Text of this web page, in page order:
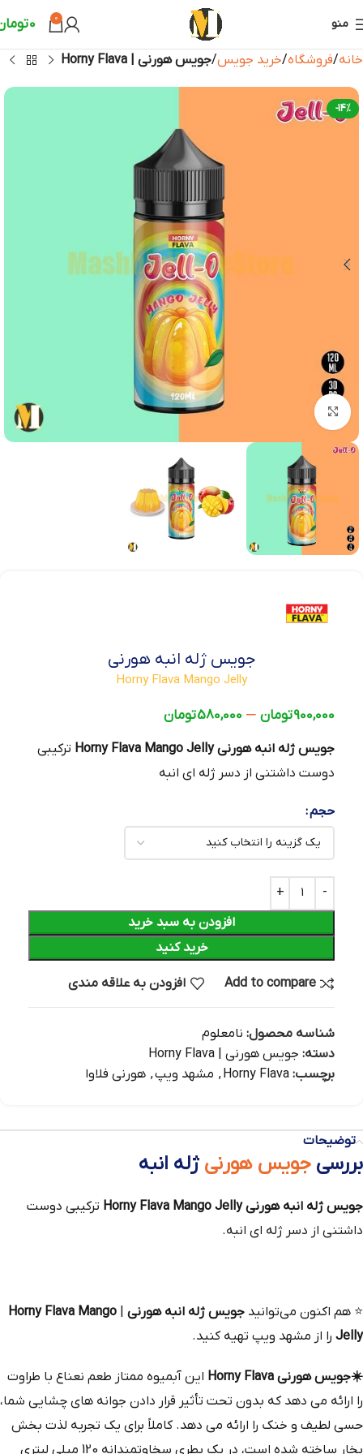
منو 0
0
خانه فروشگاه خرید جویس جویس هورنی | Horny Flava
-14%
بزرگنمایی تصویر
جویس ژله انبه هورنی
Horny Flava Mango Jelly
900,000تومان –
580,000تومان
جویس ژله انبه هورنی Horny Flava Mango Jelly
ترکیبی
دوست داشتنی از دسر ژله ای انبه
حجم
افزودن به سبد خرید
خرید کنید
Add to compare افزودن به علاقه مندی
شناسه محصول: نامعلوم
دسته: جویس هورنی | Horny Flava
برچسب: Horny Flava
, مشهد ویپ, هورنی فلاوا
توضیحات
بررسی جویس هورنی ژله انبه
جویس ژله انبه هورنی Horny Flava Mango Jelly
ترکیبی دوست
داشتنی از دسر ژله ای انبه.
⭐ هم‌ اکنون می‌توانید جویس ژله انبه هورنی
Horny Flava Mango
Jelly را از مشهد ویپ تهیه کنید.
☀️جویس هورنی Horny Flava
این آبمیوه ممتاز طعم نعناع با طراوت
را ارائه می‌ دهد که بدون تحت تأثیر قرار دادن جوانه‌ های چشایی شما،
حسی لطیف و خنک را ارائه می‌ دهد. کاملاً برای یک تجربه لذت‌ بخش
بخار ساخته شده است، در یک بطری سخاوتمندانه 120 میلی‌ لیتری